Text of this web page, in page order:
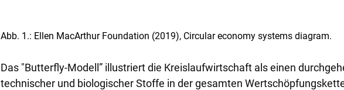
Abb. 1.: Ellen MacArthur Foundation (2019), Circular economy systems diagram.
Das "Butterfly-Modell” illustriert die Kreislaufwirtschaft als einen
technischer und biologischer Stoffe in der gesamten